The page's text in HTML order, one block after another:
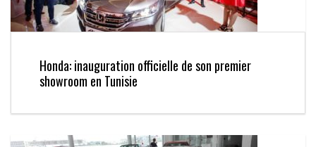
Honda: inauguration officielle de son premier
showroom en Tunisie